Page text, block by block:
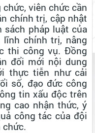
viên chức cần
chính trị, cập nhật
sách pháp luật của
lĩnh chính trị, nâng
thi công vụ. Đồng
đổi mới nội dung
thực tiễn như cải
số, đạo đức công
tin xấu độc trên
cao nhận thức, ý
công tác của đội
chức.